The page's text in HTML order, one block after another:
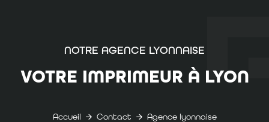
NOTRE AGENCE LYONNAISE
VOTRE IMPRIMEUR À LYON
Accueil Contact Agence lyonnaise